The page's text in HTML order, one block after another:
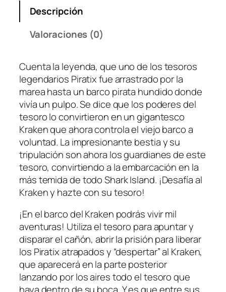
v
u
r
e
W
o
r
l
d
–
B
a
r
c
o
K
r
a
k
Descripción
Valoraciones (0)
Cuenta la leyenda, que uno de los tesoros
legendarios Piratix fue arrastrado por la
marea hasta un barco pirata hundido donde
vivía un pulpo. Se dice que los poderes del
tesoro lo convirtieron en un gigantesco
Kraken que ahora controla el viejo barco a
voluntad. La impresionante bestia y su
tripulación son ahora los guardianes de este
tesoro, convirtiendo a la embarcación en la
más temida de todo Shark Island. ¡Desafía al
Kraken y hazte con su tesoro!
¡En el barco del Kraken podrás vivir mil
aventuras! Utiliza el tesoro para apuntar y
disparar el cañón, abrir la prisión para liberar
los Piratix atrapados y “despertar” al Kraken,
que aparecerá en la parte posterior
lanzando por los aires todo el tesoro que